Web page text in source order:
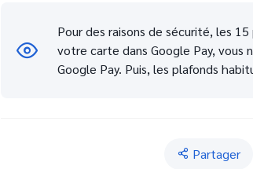
Pour des raisons de sécurité, les
votre carte dans Google Pay, vous
Google Pay. Puis, les plafonds
Partager